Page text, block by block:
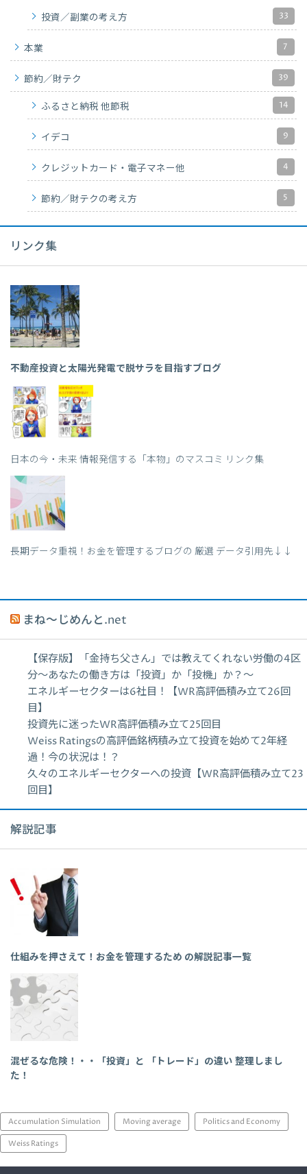
投資／副業の考え方 33
本業 7
節約／財テク 39
ふるさと納税 他節税 14
イデコ 9
クレジットカード・電子マネー他 4
節約／財テクの考え方 5
リンク集
不動産投資と太陽光発電で脱サラを目指すブログ
日本の今・未来 情報発信する「本物」のマスコミ リンク集
長期データ重視！お金を管理するブログの 厳選 データ引用先↓↓
まね～じめんと.net
【保存版】「金持ち父さん」では教えてくれない労働の4区
分〜あなたの働き方は「投資」か「投機」か？〜
エネルギーセクターは6社目！【WR高評価積み立て26回
目】
投資先に迷ったWR高評価積み立て25回目
Weiss Ratingsの高評価銘柄積み立て投資を始めて2年経
過！今の状況は！？
久々のエネルギーセクターへの投資【WR高評価積み立て23
回目】
解説記事
仕組みを押さえて！お金を管理するため の解説記事一覧
混ぜるな危険！・・「投資」と 「トレード」の違い 整理しまし
た！
Accumulation Simulation Moving average Politics and Economy
Weiss Ratings